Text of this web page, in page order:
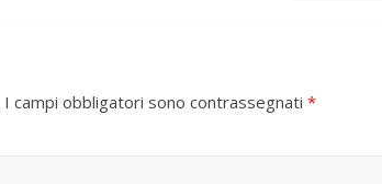
I campi obbligatori sono contrassegnati *